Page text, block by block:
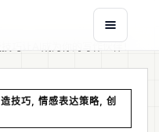
巧让AI成为你的写作伙伴！
技巧, 情感表达策略, 创